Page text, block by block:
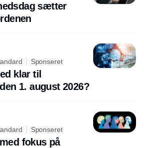
sætter
Sponseret
klar til
1. august 2026?
Sponseret
fokus på